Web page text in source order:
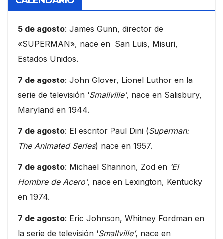
5 de agosto: James Gunn, director de
«SUPERMAN», nace en San Luis, Misuri,
Estados Unidos.
7 de agosto: John Glover, Lionel Luthor en la
serie de televisión ‘Smallville’, nace en Salisbury,
Maryland en 1944.
7 de agosto: El escritor Paul Dini (Superman:
The Animated Series) nace en 1957.
7 de agosto: Michael Shannon, Zod en ‘El
Hombre de Acero’, nace en Lexington, Kentucky
en 1974.
7 de agosto: Eric Johnson, Whitney Fordman en
la serie de televisión ‘Smallville’, nace en